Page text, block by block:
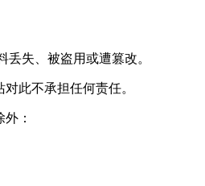
失、被盗用或遭篡改。
对此不承担任何责任。
：